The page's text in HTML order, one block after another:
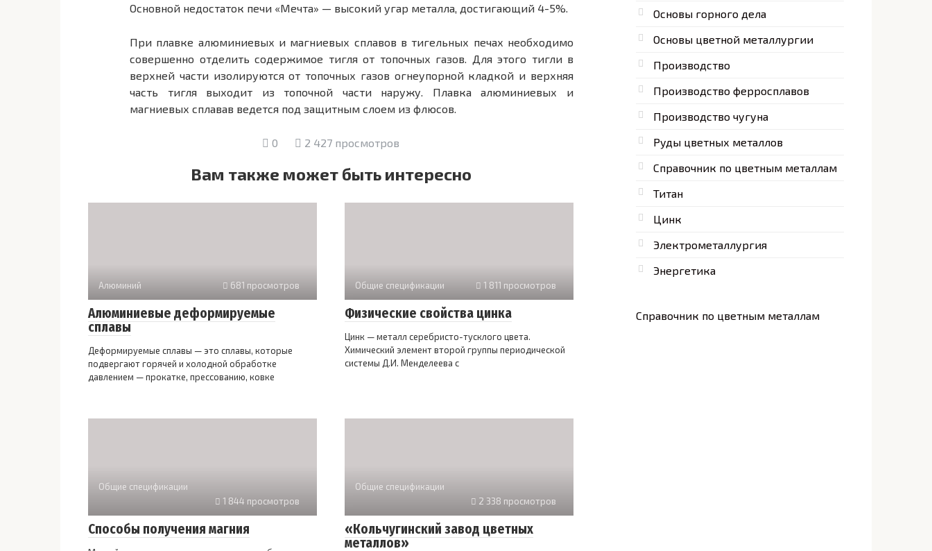
Основной недостаток печи «Мечта» — высокий угар металла, достигающий 4-5%.
При плавке алюминиевых и магниевых сплавов в тигельных печах необходимо
совершенно отделить содержимое тигля от топочных газов. Для этого тигли в
верхней части изолируются от топочных газов огнеупорной кладкой и верхняя
часть тигля выходит из топочной части наружу. Плавка алюминиевых и
магниевых сплавав ведется под защитным слоем из флюсов.
0 2 427 просмотров
Вам также может быть интересно
Алюминий 681 просмотров
Алюминиевые деформируемые
сплавы
Деформируемые сплавы — это сплавы, которые
подвергают горячей и холодной обработке
давлением — прокатке, прессованию, ковке
Общие спецификации 1 811 просмотров
Физические свойства цинка
Цинк — металл серебристо-тусклого цвета.
Химический элемент второй группы периодической
системы Д.И. Менделеева с
Общие спецификации
1 844 просмотров
Способы получения магния
Общие спецификации
2 338 просмотров
«Кольчугинский завод цветных
металлов»
Основы горного дела
Основы цветной металлургии
Производство
Производство ферросплавов
Производство чугуна
Руды цветных металлов
Справочник по цветным металлам
Титан
Цинк
Электрометаллургия
Энергетика
Справочник по цветным металлам